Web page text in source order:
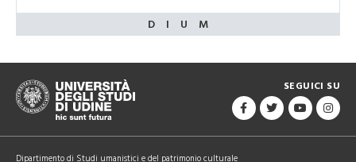
SEGUICI SU
Dipartimento di Studi umanistici e del patrimonio culturale